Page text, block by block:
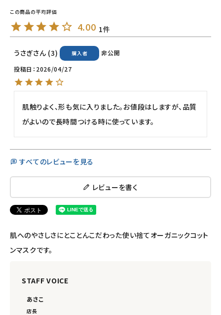
ナチュラプラス
アルマウィン
アルモニベルツ
コラム・スタッフのおすすめ
アカウント情報
meeting_room ログイン person 会員登録
4.00 1
うさぎ 3 購入者
非公開
投稿日
2026/04/27
肌触りよく、形も気に入りました。お値段はしますが、品質
がよいので長時間つける時に使っています。
すべてのレビューを見る
レビューを書く
肌へのやさしさにとことんこだわった使い捨てオーガニックコット
ンマスクです。
STAFF VOICE
あさこ
店長